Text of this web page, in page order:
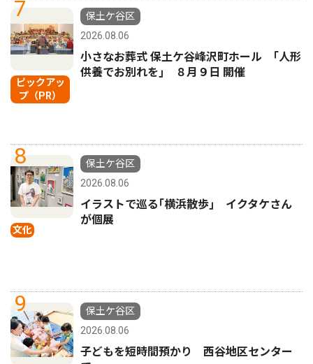
7
ピックアッ
プ（PR）
保土ケ谷区
2026.08.06
小さなお葬式 保土ケ谷峰沢町ホール ｢人形
供養でお別れを｣ ８月９日 開催
8
文化
保土ケ谷区
2026.08.06
イラストで巡る｢横浜散歩｣ イクタケさん
が個展
9
保土ケ谷区
2026.08.06
子どもを短時間預かり 西谷地区センター